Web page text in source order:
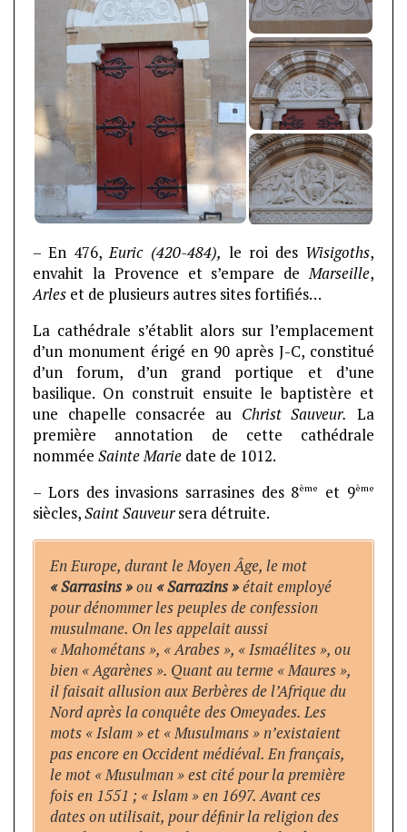
– En 476,Euric (420-484), le roi des Wisigoths,
envahit la Provence et s’empare deMarseille,
Arles et de plusieurs autres sites fortifiés…
La cathédrale s’établit alors sur l’emplacement
d’un monument érigé en 90 après J-C, constitué
d’un forum, d’un grand portique et d’une
basilique. On construit ensuite le baptistère et
une chapelle consacrée au Christ Sauveur. La
première annotation de cette cathédrale
nomméeSainte Marie date de 1012.
– Lors des invasions sarrasines des 8ème et 9ème
siècles,Saint Sauveursera détruite.
En Europe, durant le Moyen Âge, le mot
« Sarrasins »ou « Sarrazins »était employé
pour dénommer les peuples de confession
musulmane. On les appelait aussi
« Mahométans », « Arabes », « Ismaélites », ou
bien « Agarènes ». Quant au terme « Maures »,
il faisait allusion aux Berbères de l’Afrique du
Nord après la conquête des Omeyades. Les
mots « Islam » et « Musulmans » n’existaient
pas encore en Occident médiéval. En français,
le mot « Musulman » est cité pour la première
fois en 1551 ; « Islam » en 1697. Avant ces
dates on utilisait, pour définir la religion des